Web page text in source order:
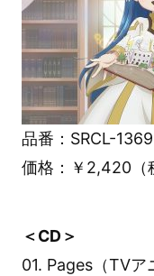
品番：SRCL-
価格：￥2,420（
＜CD＞
01. Pages（TV